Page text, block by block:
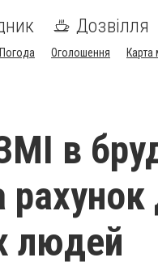
Дозвілля
Погода Оголошення Карта
в
людей